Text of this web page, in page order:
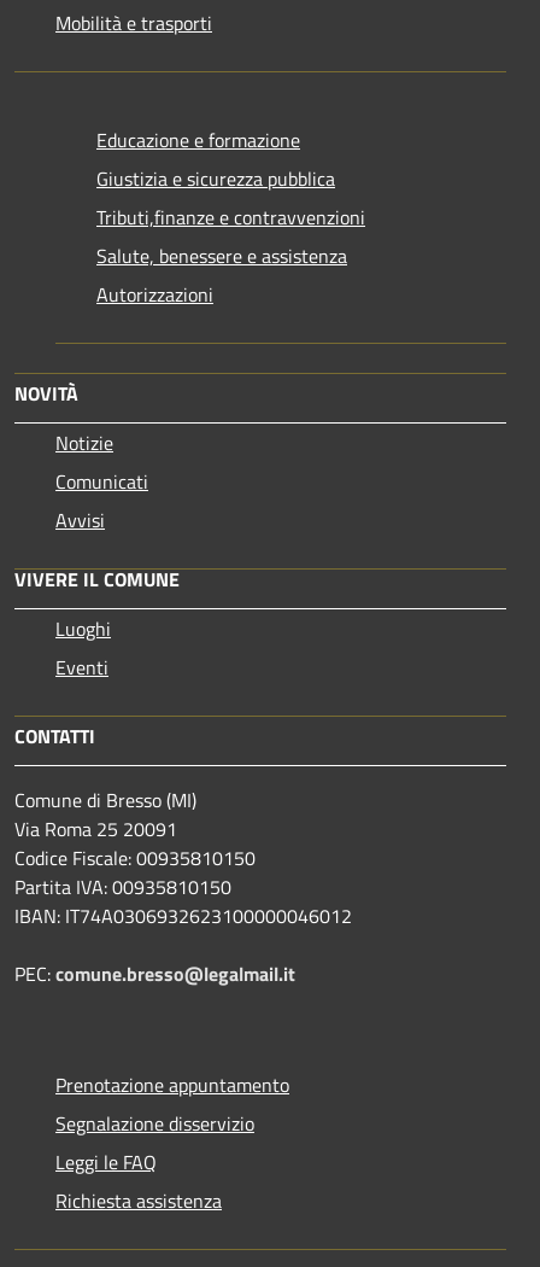
Mobilità e trasporti
Educazione e formazione
Giustizia e sicurezza pubblica
Tributi,finanze e contravvenzioni
Salute, benessere e assistenza
Autorizzazioni
NOVITÀ
Notizie
Comunicati
Avvisi
VIVERE IL COMUNE
Luoghi
Eventi
CONTATTI
Comune di Bresso (MI)
Via Roma 25 20091
Codice Fiscale: 00935810150
Partita IVA: 00935810150
IBAN: IT74A0306932623100000046012
PEC:comune.bresso@legalmail.it
Prenotazione appuntamento
Segnalazione disservizio
Leggi le FAQ
Richiesta assistenza